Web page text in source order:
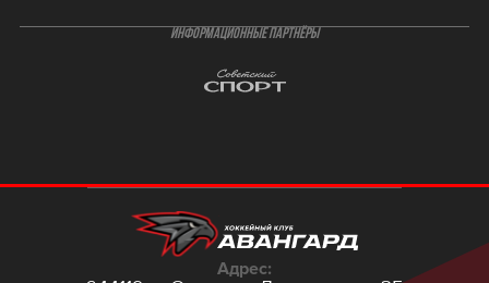
ИНФОРМАЦИОННЫЕ ПАРТНЁРЫ
Адрес: